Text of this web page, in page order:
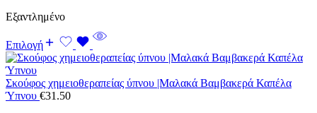
Εξαντλημένο
Επιλογή
Σκούφος χημειοθεραπείας ύπνου |Μαλακά Βαμβακερά Καπέλα
Ύπνου €31.50